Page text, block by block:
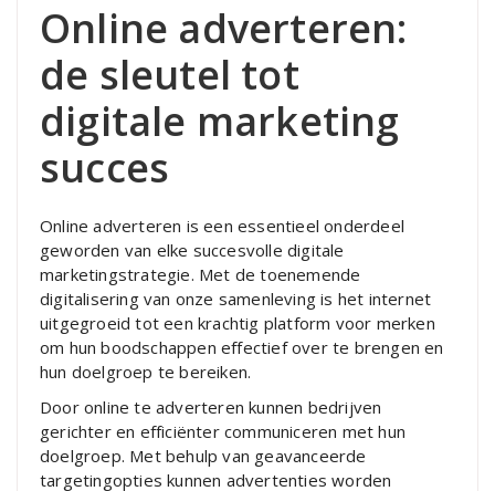
Online adverteren:
de sleutel tot
digitale marketing
succes
Online adverteren is een essentieel onderdeel
geworden van elke succesvolle digitale
marketingstrategie. Met de toenemende
digitalisering van onze samenleving is het internet
uitgegroeid tot een krachtig platform voor merken
om hun boodschappen effectief over te brengen en
hun doelgroep te bereiken.
Door online te adverteren kunnen bedrijven
gerichter en efficiënter communiceren met hun
doelgroep. Met behulp van geavanceerde
targetingopties kunnen advertenties worden